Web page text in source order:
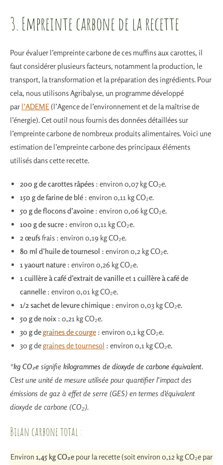
3. Empreinte carbone de la recette
Pour évaluer l’empreinte carbone de ces muffins aux carottes, il
faut considérer plusieurs facteurs, notamment la production, le
transport, la transformation et la préparation des ingrédients. Pour
cela, nous utilisons Agribalyse, un programme développé
par l’ADEME(l’Agence de l’environnement et de la maîtrise de
l’énergie). Cet outil nous fournis des données détaillées sur
l’empreinte carbone de nombreux produits alimentaires. Voici une
estimation de l’empreinte carbone des principaux éléments
utilisés dans cette recette.
200 g de carottes râpées : environ 0,07 kg CO₂e.
150 g de farine de blé : environ 0,11 kg CO₂e.
50 g de flocons d’avoine : environ 0,06 kg CO₂e.
100 g de sucre : environ 0,11 kg CO₂e.
2 œufsfrais : environ 0,19 kg CO₂e.
80 ml d’huile de tournesol : environ 0,2 kg CO₂e.
1 yaourt nature : environ 0,26 kg CO₂e.
1 cuillère à café d’extrait de vanilleet1 cuillère à café de
cannelle : environ 0,01 kg CO₂e.
1/2 sachet de levure chimique : environ 0,03 kg CO₂e.
50 g de noix : 0,21 kg CO₂e.
30 g degraines de courge : environ 0,1 kg CO₂e.
30 g degraines de tournesol : environ 0,1 kg CO₂e.
*kg CO₂e signifie kilogrammes de dioxyde de carbone équivalent.
C’est une unité de mesure utilisée pour quantifier l’impact des
émissions de gaz à effet de serre (GES) en termes d’équivalent
dioxyde de carbone (CO₂).
Bilan carbone total :
Environ 1,45 kg CO₂e pour la recette (soit environ 0,12 kg CO₂e par